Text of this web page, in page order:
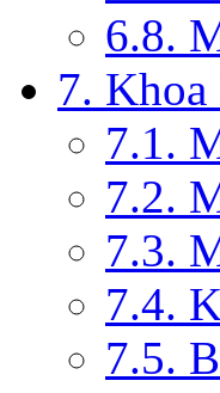
6.8.
7.
7.1.
7.2.
7.3.
7.4.
7.5.